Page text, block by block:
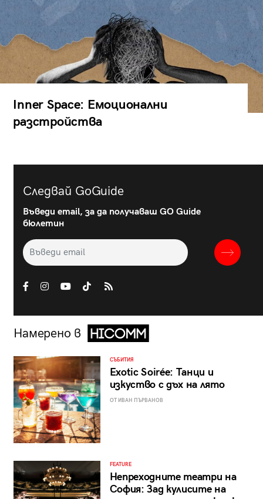
Inner Space: Емоционални
разстройства
Следвай GoGuide
Въведи email, за да получаваш GO Guide
бюлетин
Намерено в
СЪБИТИЯ
Exotic Soirée: Танци и
изкуство с дъх на лято
ОТ ИВАН ПЪРВАНОВ
FEATURE
Непреходните театри на
София: Зад кулисите на